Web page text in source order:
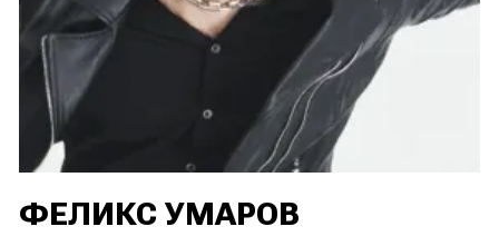
ФЕЛИКС УМАРОВ